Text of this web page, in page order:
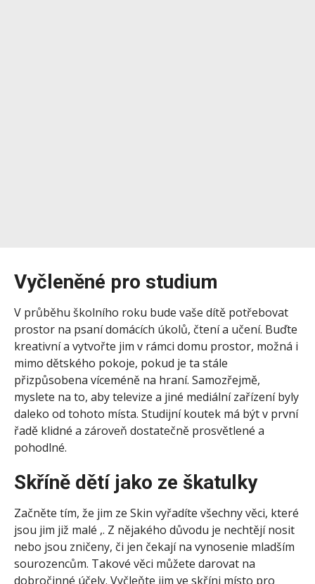
Vyčleněné pro studium
V průběhu školního roku bude vaše dítě potřebovat
prostor na psaní domácích úkolů, čtení a učení. Buďte
kreativní a vytvořte jim v rámci domu prostor, možná i
mimo dětského pokoje, pokud je ta stále
přizpůsobena víceméně na hraní. Samozřejmě,
myslete na to, aby televize a jiné mediální zařízení byly
daleko od tohoto místa. Studijní koutek má být v první
řadě klidné a zároveň dostatečně prosvětlené a
pohodlné.
Skříně dětí jako ze škatulky
Začněte tím, že jim ze Skin vyřadíte všechny věci, které
jsou jim již malé ,. Z nějakého důvodu je nechtějí nosit
nebo jsou zničeny, či jen čekají na vynosenie mladším
sourozencům. Takové věci můžete darovat na
dobročinné účely. Vyčleňte jim ve skříni místo pro